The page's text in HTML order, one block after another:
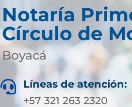
Notaría
Círculo de
Boyacá

Líneas de atención:
+57 321 263 2320